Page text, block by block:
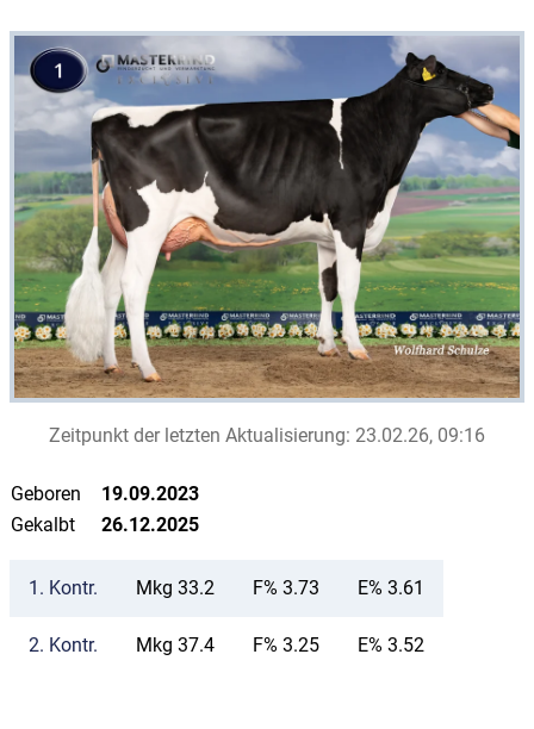
Zeitpunkt der letzten Aktualisierung: 23.02.26, 09:16
Geboren
19.09.2023
Gekalbt
26.12.2025
1. Kontr. Mkg 33.2 F% 3.73 E% 3.61
2. Kontr. Mkg 37.4 F% 3.25 E% 3.52